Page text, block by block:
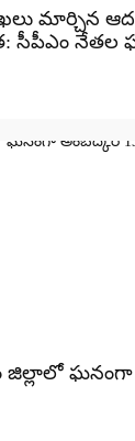
మార్చిన
సీపీఎం నేతల
జిల్లాలో ఘనంగా